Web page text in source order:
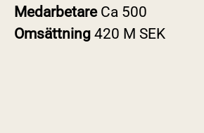
Medarbetare Ca 500
Omsättning 420 M SEK